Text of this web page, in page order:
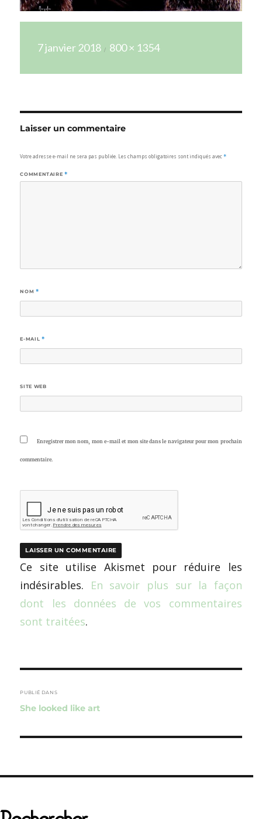
le
7 janvier 2018
réelle
800 × 1354
Laisser un commentaire
Votre adresse e-mail ne sera pas publiée. Les champs obligatoires sont indiqués avec*
COMMENTAIRE *
NOM *
E-MAIL *
SITE WEB
Enregistrer mon nom, mon e-mail et mon site dans le navigateur pour mon prochain
commentaire.
Ce site utilise Akismet pour réduire les
indésirables. En savoir plus sur la façon
dont les données de vos commentaires
sont traitées.
de
l’article
PUBLIÉ DANS
She looked like art